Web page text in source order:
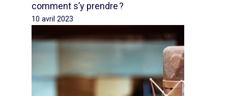
comment s’y prendre ?
10 avril 2023